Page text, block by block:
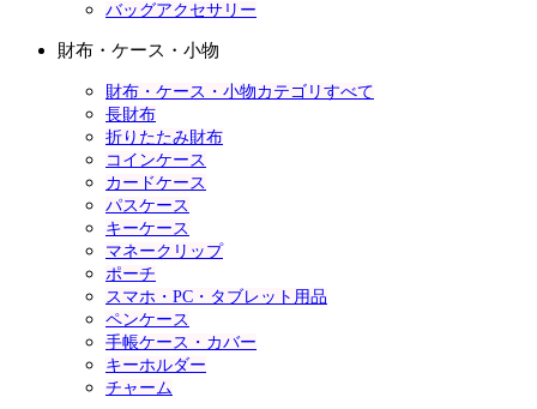
バッグアクセサリー
財布・ケース・小物
財布・ケース・小物カテゴリすべて
長財布
折りたたみ財布
コインケース
カードケース
パスケース
キーケース
マネークリップ
ポーチ
スマホ・PC・タブレット用品
ペンケース
手帳ケース・カバー
キーホルダー
チャーム